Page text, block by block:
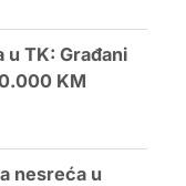
TK: Građani
KM
nesreća u